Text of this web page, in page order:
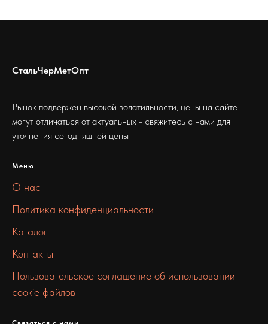
СтальЧерМетОпт
Рынок подвержен высокой волатильности, цены на сайте
могут отличаться от актуальных - свяжитесь с нами для
уточнения сегодняшней цены
Меню
О нас
Политика конфиденциальности
Каталог
Контакты
Пользовательское соглашение об использовании
cookie файлов